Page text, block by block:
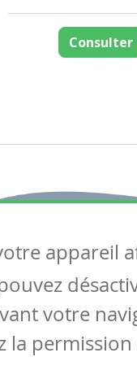
Consulter
nous
nous
scolaire
appareil
votre
la permission